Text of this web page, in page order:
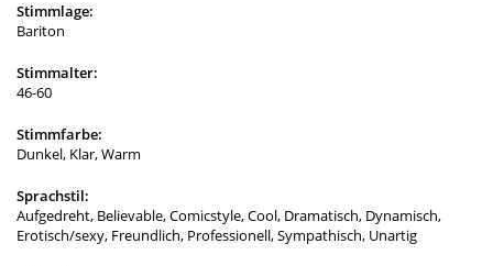
Stimmlage:
Bariton
Stimmalter:
46-60
Stimmfarbe:
Dunkel, Klar, Warm
Sprachstil:
Aufgedreht, Believable, Comicstyle, Cool, Dramatisch, Dynamisch,
Erotisch/sexy, Freundlich, Professionell, Sympathisch, Unartig